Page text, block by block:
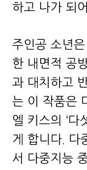
하고 나가 되
주인공 소년
한 내면적 공
과 대치하고
는 이 작품은
엘 키스의 ‘다
게 합니다. 다
서 다중지능